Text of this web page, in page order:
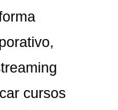
cursos